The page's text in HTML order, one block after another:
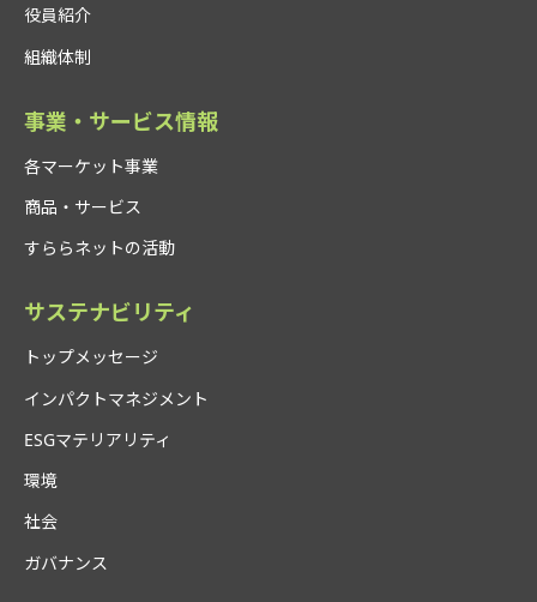
役員紹介
組織体制
事業・サービス情報
各マーケット事業
商品・サービス
すららネットの活動
サステナビリティ
トップメッセージ
インパクトマネジメント
ESGマテリアリティ
環境
社会
ガバナンス